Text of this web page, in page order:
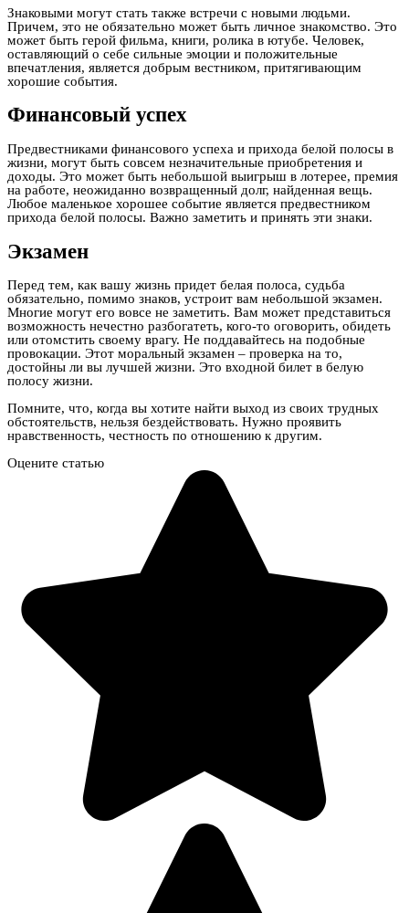
Знаковыми могут стать также встречи с новыми людьми.
Причем, это не обязательно может быть личное знакомство. Это
может быть герой фильма, книги, ролика в ютубе. Человек,
оставляющий о себе сильные эмоции и положительные
впечатления, является добрым вестником, притягивающим
хорошие события.
Финансовый успех
Предвестниками финансового успеха и прихода белой полосы в
жизни, могут быть совсем незначительные приобретения и
доходы. Это может быть небольшой выигрыш в лотерее, премия
на работе, неожиданно возвращенный долг, найденная вещь.
Любое маленькое хорошее событие является предвестником
прихода белой полосы. Важно заметить и принять эти знаки.
Экзамен
Перед тем, как вашу жизнь придет белая полоса, судьба
обязательно, помимо знаков, устроит вам небольшой экзамен.
Многие могут его вовсе не заметить. Вам может представиться
возможность нечестно разбогатеть, кого-то оговорить, обидеть
или отомстить своему врагу. Не поддавайтесь на подобные
провокации. Этот моральный экзамен – проверка на то,
достойны ли вы лучшей жизни. Это входной билет в белую
полосу жизни.
Помните, что, когда вы хотите найти выход из своих трудных
обстоятельств, нельзя бездействовать. Нужно проявить
нравственность, честность по отношению к другим.
Оцените статью